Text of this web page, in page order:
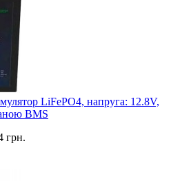
LiFePO4, напруга: 12.8V,
BMS
грн.